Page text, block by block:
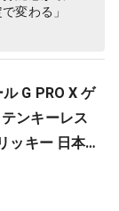
変わる」
G PRO X ゲ
ンキーレス
ッキー 日本語
着脱式ケーブ
規品 【 ファイ